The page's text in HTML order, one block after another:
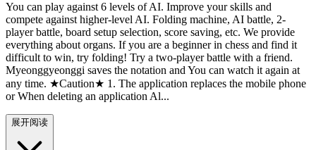
You can play against 6 levels of AI. Improve your skills and
compete against higher-level AI. Folding machine, AI battle, 2-
player battle, board setup selection, score saving, etc. We provide
everything about organs. If you are a beginner in chess and find it
difficult to win, try folding! Try a two-player battle with a friend.
Myeonggyeonggi saves the notation and You can watch it again at
any time. ★Caution★ 1. The application replaces the mobile phone
or When deleting an application Al...
展开阅读